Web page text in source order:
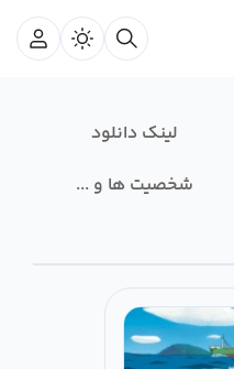
لینک دانلود
شخصیت ها و ...